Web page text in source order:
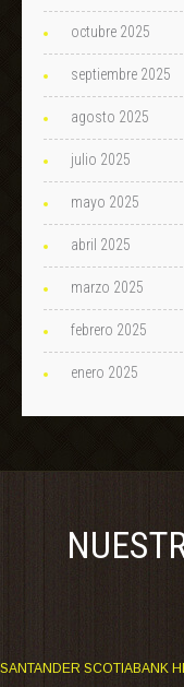
octubre 2025
septiembre 2025
agosto 2025
julio 2025
mayo 2025
abril 2025
marzo 2025
febrero 2025
enero 2025
SANTANDER SCOTIABANK